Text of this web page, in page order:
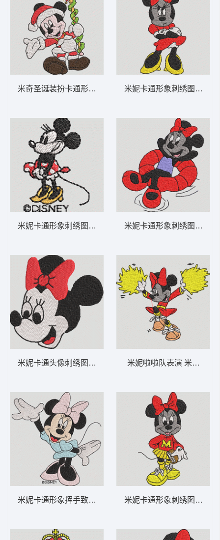
米奇圣诞装扮卡通形象 米妮 32-DST格式
米妮卡通形象刺绣图案 米妮 31-DST格式
米妮卡通头像刺绣图案 米妮 30-DST格式
米妮卡通形象挥手致意 米妮 29-DST格式
米妮卡通形象刺绣图案 米
米妮卡通形象刺绣图案 米
米妮啦啦队表演 米妮 17-
米妮卡通形象刺绣图案 米